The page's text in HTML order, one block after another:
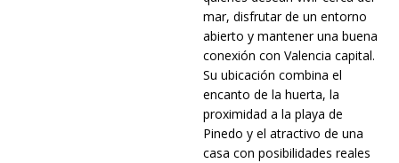
mar, disfrutar de un entorno
abierto y mantener una buena
conexión con Valencia capital.
Su ubicación combina el
encanto de la huerta, la
proximidad a la playa de
Pinedo y el atractivo de una
casa con posibilidades reales